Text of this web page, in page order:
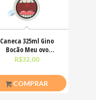
Caneca 325ml Gino
Bocão Meu ovo
Engraçadas Meme
R$32,00
COMPRAR